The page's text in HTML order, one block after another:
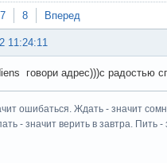
7 8 Вперед
11:24:11
говори адрес)))с радостью
ошибаться. Ждать - значит
- значит верить в завтра. Пить